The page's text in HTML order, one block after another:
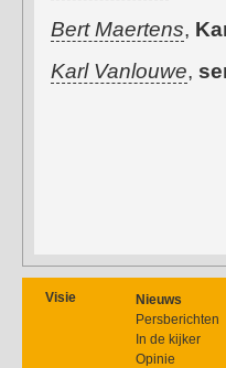
Bert Maertens,
Karl Vanlouwe,
Visie
Nieuws
Persberichten
In de kijker
Opinie